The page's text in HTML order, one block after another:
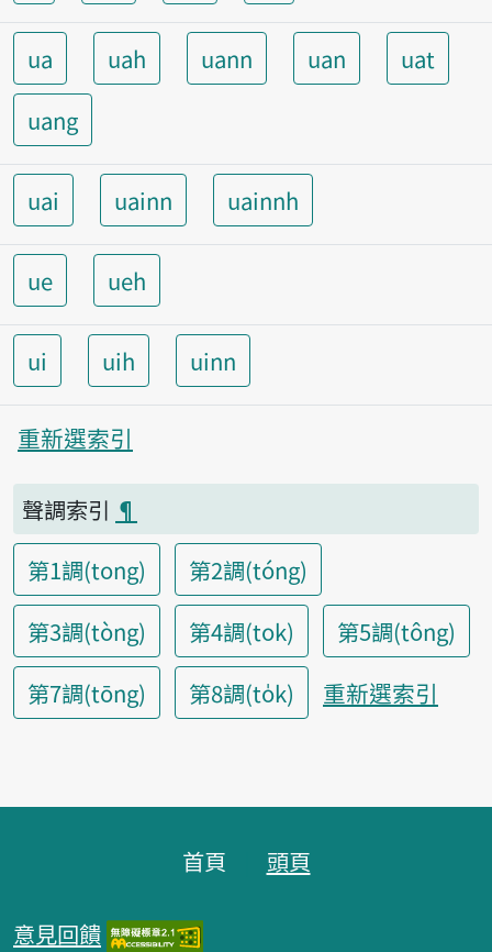
ua uah uann uan
uat
uang
uai uainn uainnh
ue ueh
ui uih uinn
重新選索引
聲調索引 ¶
第1調(tong)
第2調(tóng)
第3調(tòng)
第4調(tok)
第5調(tông)
第7調(tōng)
第8調(to̍k) 重新選索引
首頁 頭頁
意見回饋